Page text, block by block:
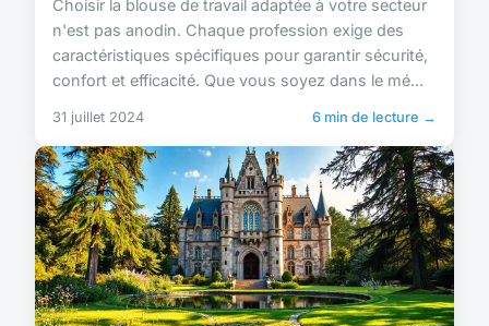
Choisir la blouse de travail adaptée à votre secteur
n'est pas anodin. Chaque profession exige des
caractéristiques spécifiques pour garantir sécurité,
confort et efficacité. Que vous soyez dans le mé...
31 juillet 2024 6 min de lecture →